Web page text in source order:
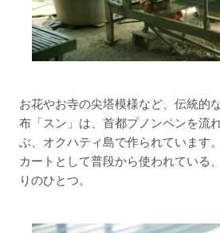
お花やお寺の尖塔模様など、伝統的
布「スン」は、首都プノンペンを流
ぶ、オクハティ島で作られています
カートとして普段から使われている
りのひとつ。